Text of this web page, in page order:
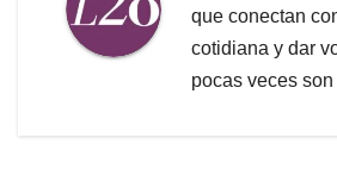
que conectan
cotidiana y dar
pocas veces